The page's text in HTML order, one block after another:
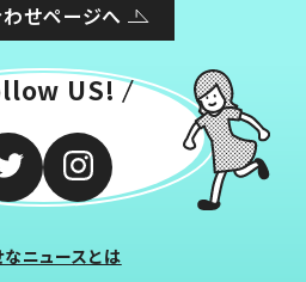
せページへ
US!
なニュースとは